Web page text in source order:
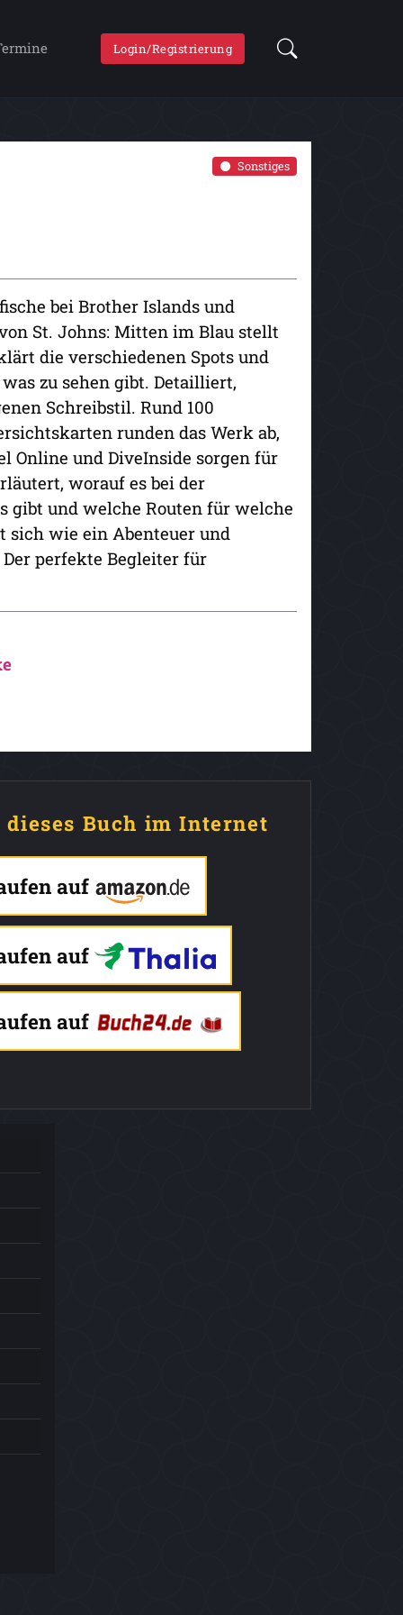
Login/Registrierung
Sonstiges
bei Brother Islands und
St. Johns: Mitten im Blau stellt
die verschiedenen Spots und
zu sehen gibt. Detailliert,
Schreibstil. Rund 100
runden das Werk ab,
Online und DiveInside sorgen für
worauf es bei der
gibt und welche Routen für welche
sich wie ein Abenteuer und
perfekte Begleiter für
dieses Buch im Internet
auf
auf
auf